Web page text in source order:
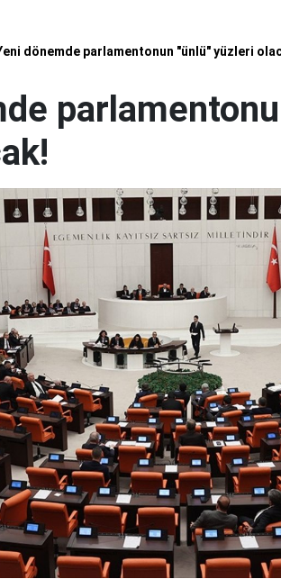
dönemde parlamentonun "ünlü" yüzleri